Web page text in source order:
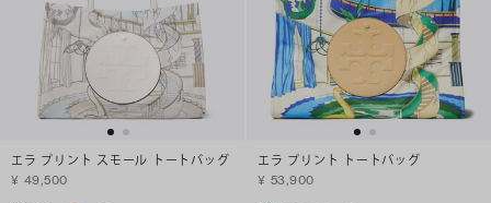
エラ プリント スモール トートバッグ
¥ 49,500
エラ プリント トートバッグ
¥ 53,900